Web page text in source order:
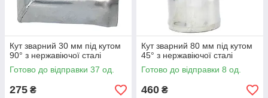
Кут зварний 30 мм під кутом
90° з нержавіючої сталі
Готово до відправки 37 од.
275 ₴
Кут зварний 80 мм під кутом
45° з нержавіючої сталі
Готово до відправки 8 од.
460 ₴